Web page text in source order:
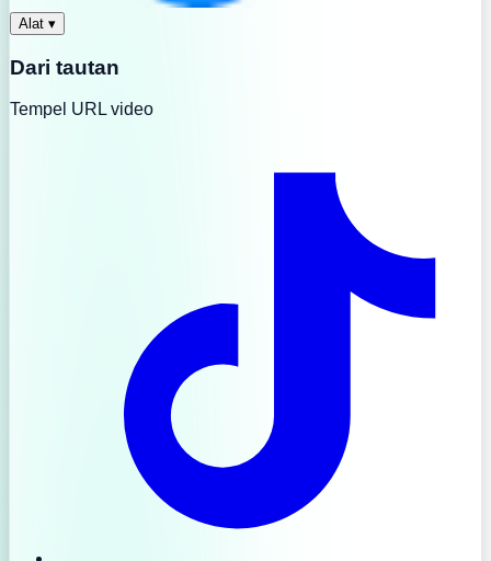
Alat ▾
Dari tautan
Tempel URL video